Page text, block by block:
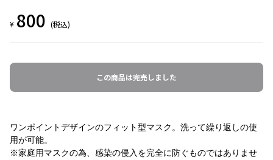
¥ 800 (税込)
この商品は完売しました
ワンポイントデザインのフィット型マスク。洗って繰り返しの使
用が可能。
※家庭用マスクの為、感染の侵入を完全に防ぐものではありませ